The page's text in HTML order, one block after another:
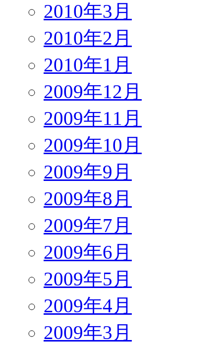
2010年3月
2010年2月
2010年1月
2009年12月
2009年11月
2009年10月
2009年9月
2009年8月
2009年7月
2009年6月
2009年5月
2009年4月
2009年3月